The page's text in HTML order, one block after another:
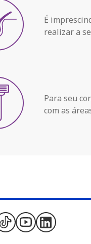
É
realizar a
Para seu
com as